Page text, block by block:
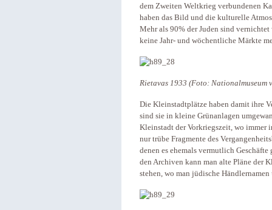
dem Zweiten Weltkrieg verbundenen
haben das Bild und die kulturelle
Mehr als 90% der Juden sind
keine Jahr- und wöchentliche Märkte
Rietavas 1933 (Foto:
Die Kleinstadtplätze haben damit ihre
sind sie in kleine Grünanlagen
Kleinstadt der Vorkriegszeit, wo immer
nur trübe Fragmente des
denen es ehemals vermutlich
den Archiven kann man alte Pläne der
stehen, wo man jüdische